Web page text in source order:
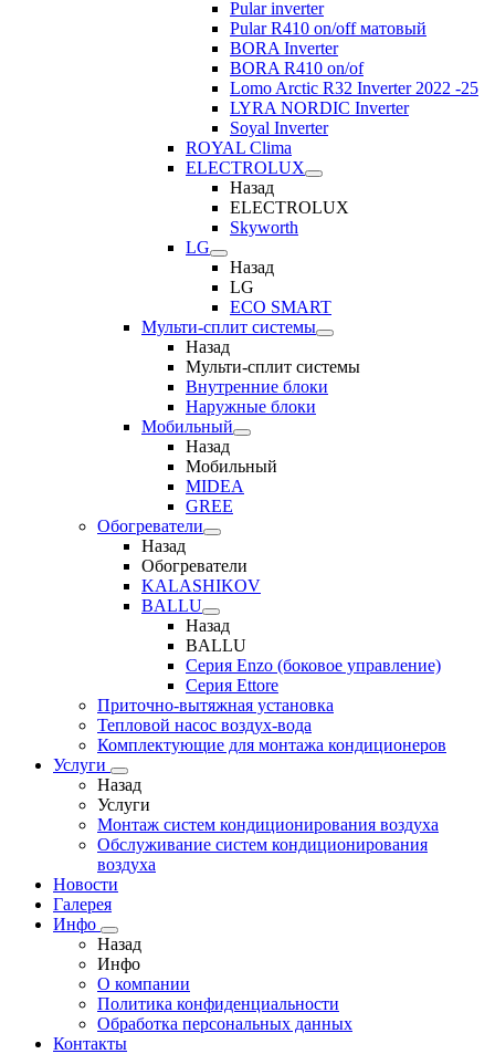
Pular inverter
Pular R410 on/off матовый
BORA Inverter
BORA R410 on/of
Lomo Arctic R32 Inverter 2022 -25
LYRA NORDIC Inverter
Soyal Inverter
ROYAL Clima
ELECTROLUX
Назад
ELECTROLUX
Skyworth
LG
Назад
LG
ECO SMART
Мульти-сплит системы
Назад
Мульти-сплит системы
Внутренние блоки
Наружные блоки
Мобильный
Назад
Мобильный
MIDEA
GREE
Обогреватели
Назад
Обогреватели
KALASHIKOV
BALLU
Назад
BALLU
Серия Enzo (боковое управление)
Серия Ettore
Приточно-вытяжная установка
Тепловой насос воздух-вода
Комплектующие для монтажа кондиционеров
Услуги
Назад
Услуги
Монтаж систем кондиционирования воздуха
Обслуживание систем кондиционирования
воздуха
Новости
Галерея
Инфо
Назад
Инфо
О компании
Политика конфиденциальности
Обработка персональных данных
Контакты